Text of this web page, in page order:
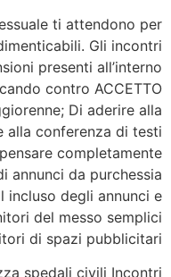
ti attendono per
Gli incontri
presenti all’interno
contro ACCETTO
Di aderire alla
alla conferenza di testi
completamente
da purchessia
incluso degli annunci e
del messo semplici
di spazi pubblicitari.
spedali civili Incontri